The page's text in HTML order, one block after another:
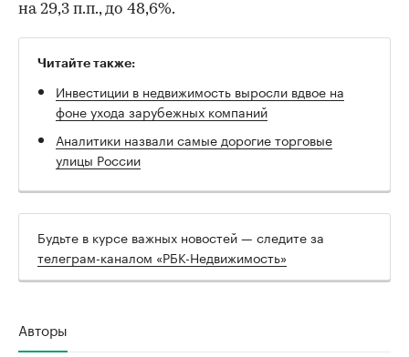
на 29,3 п.п., до 48,6%.
Читайте также:
Инвестиции в недвижимость выросли вдвое на
фоне ухода зарубежных компаний
Аналитики назвали самые дорогие торговые
улицы России
Будьте в курсе важных новостей — следите за
телеграм-каналом «РБК-Недвижимость»
Авторы